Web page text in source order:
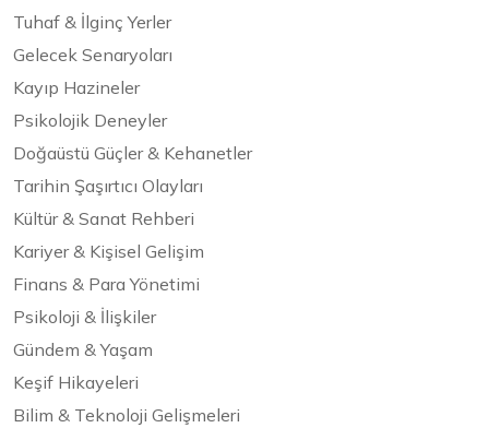
Tuhaf & İlginç Yerler
Gelecek Senaryoları
Kayıp Hazineler
Psikolojik Deneyler
Doğaüstü Güçler & Kehanetler
Tarihin Şaşırtıcı Olayları
Kültür & Sanat Rehberi
Kariyer & Kişisel Gelişim
Finans & Para Yönetimi
Psikoloji & İlişkiler
Gündem & Yaşam
Keşif Hikayeleri
Bilim & Teknoloji Gelişmeleri